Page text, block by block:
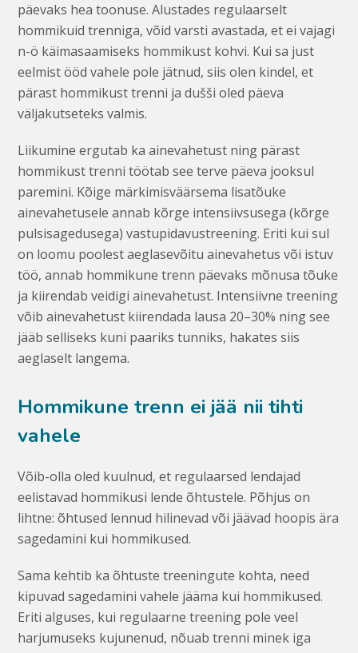
päevaks hea toonuse. Alustades regulaarselt
hommikuid trenniga, võid varsti avastada, et ei vajagi
n-ö käimasaamiseks hommikust kohvi. Kui sa just
eelmist ööd vahele pole jätnud, siis olen kindel, et
pärast hommikust trenni ja dušši oled päeva
väljakutseteks valmis.
Liikumine ergutab ka ainevahetust ning pärast
hommikust trenni töötab see terve päeva jooksul
paremini. Kõige märkimisväärsema lisatõuke
ainevahetusele annab kõrge intensiivsusega (kõrge
pulsisagedusega) vastupidavustreening. Eriti kui sul
on loomu poolest aeglasevõitu ainevahetus või istuv
töö, annab hommikune trenn päevaks mõnusa tõuke
ja kiirendab veidigi ainevahetust. Intensiivne treening
võib ainevahetust kiirendada lausa 20–30% ning see
jääb selliseks kuni paariks tunniks, hakates siis
aeglaselt langema.
Hommikune trenn ei jää nii tihti
vahele
Võib-olla oled kuulnud, et regulaarsed lendajad
eelistavad hommikusi lende õhtustele. Põhjus on
lihtne: õhtused lennud hilinevad või jäävad hoopis ära
sagedamini kui hommikused.
Sama kehtib ka õhtuste treeningute kohta, need
kipuvad sagedamini vahele jääma kui hommikused.
Eriti alguses, kui regulaarne treening pole veel
harjumuseks kujunenud, nõuab trenni minek iga